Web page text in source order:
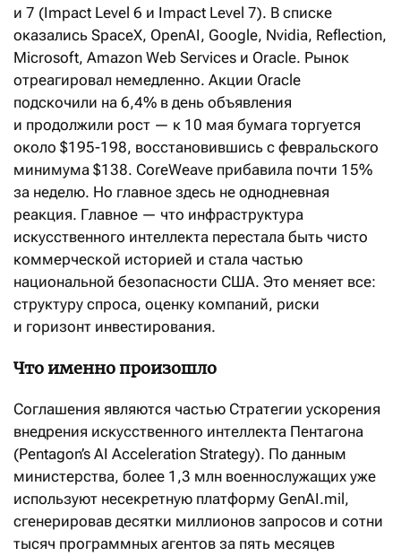
и 7 (Impact Level 6 и Impact Level 7). В списке
оказались SpaceX, OpenAI, Google, Nvidia, Reflection,
Microsoft, Amazon Web Services и Oracle. Рынок
отреагировал немедленно. Акции Oracle
подскочили на 6,4% в день объявления
и продолжили рост — к 10 мая бумага торгуется
около $195-198, восстановившись с февральского
минимума $138. CoreWeave прибавила почти 15%
за неделю. Но главное здесь не однодневная
реакция. Главное — что инфраструктура
искусственного интеллекта перестала быть чисто
коммерческой историей и стала частью
национальной безопасности США. Это меняет все:
структуру спроса, оценку компаний, риски
и горизонт инвестирования.
Что именно произошло
Соглашения являются частью Стратегии ускорения
внедрения искусственного интеллекта Пентагона
(Pentagon’s AI Acceleration Strategy). По данным
министерства, более 1,3 млн военнослужащих уже
используют несекретную платформу GenAI.mil,
сгенерировав десятки миллионов запросов и сотни
тысяч программных агентов за пять месяцев